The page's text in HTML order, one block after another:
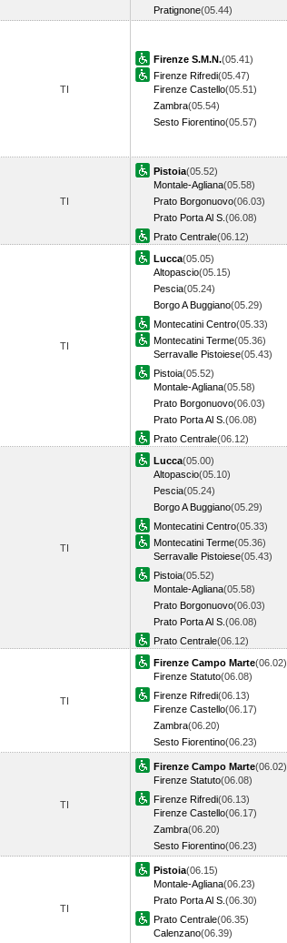
Pratignone(05.44)
TI
Firenze S.M.N.(05.41)
Firenze Rifredi(05.47)
Firenze Castello(05.51)
Zambra(05.54)
Sesto Fiorentino(05.57)
TI
Pistoia(05.52)
Montale-Agliana(05.58)
Prato Borgonuovo(06.03)
Prato Porta Al S. (06.08)
Prato Centrale(06.12)
TI
Lucca(05.05)
Altopascio(05.15)
Pescia(05.24)
Borgo A Buggiano(05.29)
Montecatini Centro(05.33)
Montecatini Terme(05.36)
Serravalle Pistoiese(05.43)
Pistoia(05.52)
Montale-Agliana(05.58)
Prato Borgonuovo(06.03)
Prato Porta Al S. (06.08)
Prato Centrale(06.12)
TI
Lucca(05.00)
Altopascio(05.10)
Pescia(05.24)
Borgo A Buggiano(05.29)
Montecatini Centro(05.33)
Montecatini Terme(05.36)
Serravalle Pistoiese(05.43)
Pistoia(05.52)
Montale-Agliana(05.58)
Prato Borgonuovo(06.03)
Prato Porta Al S. (06.08)
Prato Centrale(06.12)
TI
Firenze Campo Marte(06.02)
Firenze Statuto(06.08)
Firenze Rifredi(06.13)
Firenze Castello(06.17)
Zambra(06.20)
Sesto Fiorentino(06.23)
TI
Firenze Campo Marte(06.02)
Firenze Statuto(06.08)
Firenze Rifredi(06.13)
Firenze Castello(06.17)
Zambra(06.20)
Sesto Fiorentino(06.23)
TI
Pistoia(06.15)
Montale-Agliana(06.23)
Prato Porta Al S. (06.30)
Prato Centrale(06.35)
Calenzano(06.39)